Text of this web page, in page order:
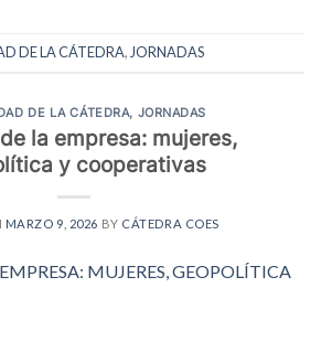
DE LA CÁTEDRA, JORNADAS
DE LA CÁTEDRA, JORNADAS
la empresa: mujeres,
y cooperativas
MARZO 9, 2026 BY CÁTEDRA COES